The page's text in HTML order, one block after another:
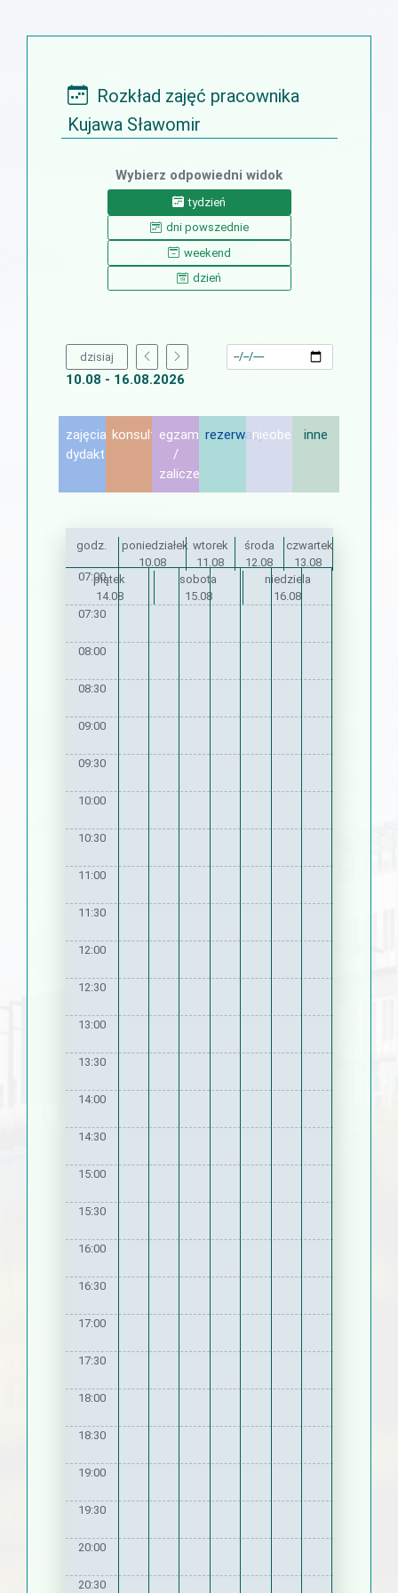
Rozkład zajęć pracownika
Kujawa Sławomir
Wybierz odpowiedni widok
tydzień
dni powszednie
weekend
dzień
dzisiaj
10.08 - 16.08.2026
zajęcia
dydaktyczne
konsultacjeegzamin
/
zaliczenie
rezerwacjenieobecność
inne
godz.
poniedziałek
10.08
wtorek
11.08
środa
12.08
czwartek
13.08
piątek
14.08
sobota
15.08
niedziela
16.08
07:00
07:30
08:00
08:30
09:00
09:30
10:00
10:30
11:00
11:30
12:00
12:30
13:00
13:30
14:00
14:30
15:00
15:30
16:00
16:30
17:00
17:30
18:00
18:30
19:00
19:30
20:00
20:30